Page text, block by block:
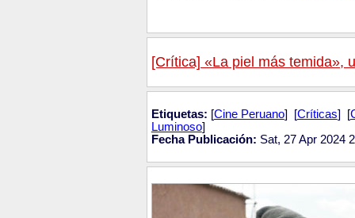
[Crítica] «La piel más temida»,
Etiquetas: [Cine Peruano] [Críticas] [
Luminoso]
Fecha Publicación: Sat, 27 Apr 2024